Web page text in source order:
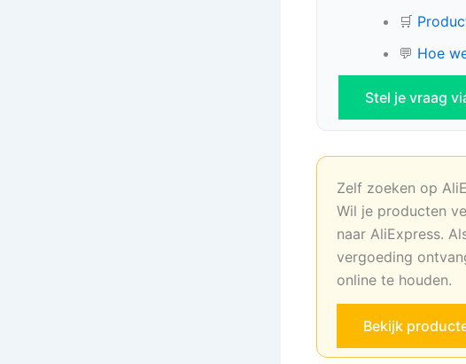
🛒
💬 Hoe
Stel je vraag
Zelf zoeken op
Wil je producten
naar AliExpress.
vergoeding
online te houden.
Bekijk